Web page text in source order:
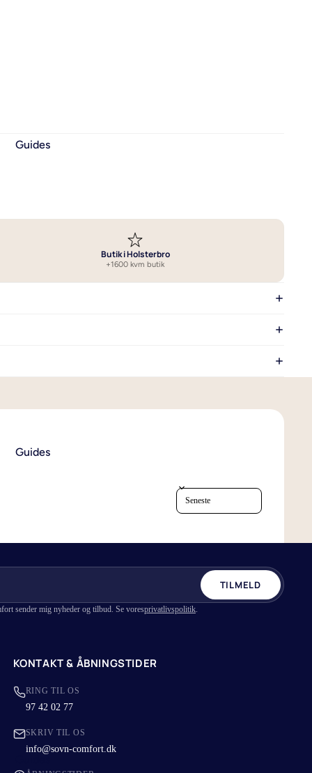
Guides
Se alle guides om sengetøj
Guides
Butik i Holsterbro
+1600 kvm butik
Sort reviews by
TILMELD
sender mig nyheder og tilbud. Se voresprivatlivspolitik.
KONTAKT & ÅBNINGSTIDER
RING TIL OS
97 42 02 77
SKRIV TIL OS
info@sovn-comfort.dk